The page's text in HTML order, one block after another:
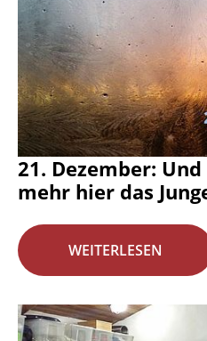
21. Dezember:
mehr hier das
WEITERLESEN